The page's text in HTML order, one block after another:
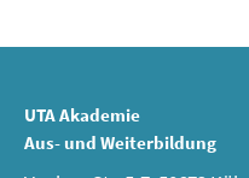
UTA Akademie
Aus- und Weiterbildung